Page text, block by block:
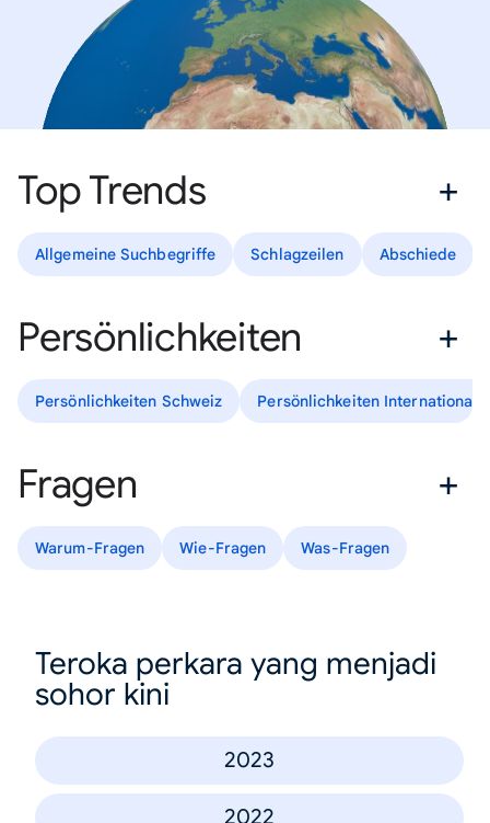
Top Trends
Allgemeine Suchbegriffe Schlagzeilen Abschiede
Persönlichkeiten
Persönlichkeiten Schweiz Persönlichkeiten International
Fragen
Warum-Fragen Wie-Fragen Was-Fragen
Teroka perkara yang menjadi
sohor kini
2023
2022